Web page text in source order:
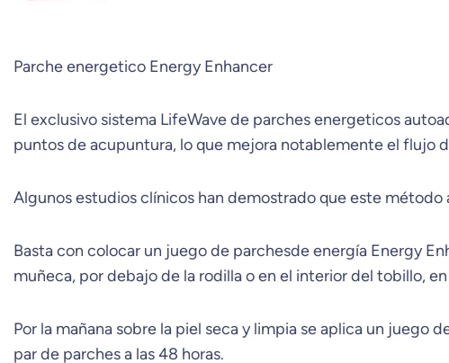
Parche energetico Energy Enhancer
El exclusivo sistema LifeWave de parches energeticos
puntos de acupuntura, lo que mejora notablemente el flujo
Algunos estudios clínicos han demostrado que este
Basta con colocar un juego de parchesde energía Energy
muñeca, por debajo de la rodilla o en el interior del tobillo,
Por la mañana sobre la piel seca y limpia se aplica un juego
par de parches a las 48 horas.